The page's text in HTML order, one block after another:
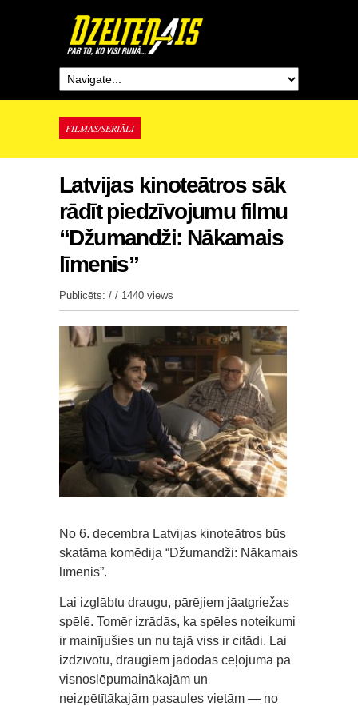
FILMAS/SERIĀLI
Latvijas kinoteātros sāk
rādīt piedzīvojumu filmu
“Džumandži: Nākamais
līmenis”
Publicēts: / / 1440 views
No 6. decembra Latvijas kinoteātros būs
skatāma komēdija “Džumandži: Nākamais
līmenis”.
Lai izglābtu draugu, pārējiem jāatgriežas
spēlē. Tomēr izrādās, ka spēles noteikumi
ir mainījušies un nu tajā viss ir citādi. Lai
izdzīvotu, draugiem jādodas ceļojumā pa
visnoslēpumainākajām un
neizpētītākajām pasaules vietām — no